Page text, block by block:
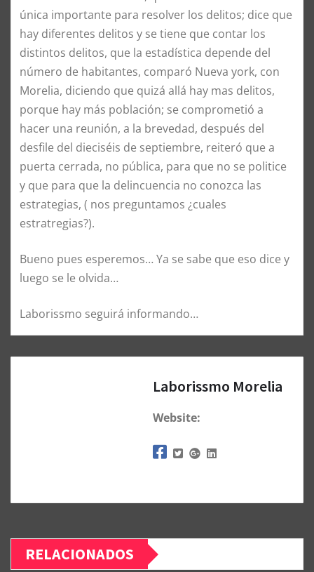
única importante para resolver los delitos; dice que
hay diferentes delitos y se tiene que contar los
distintos delitos, que la estadística depende del
número de habitantes, comparó Nueva york, con
Morelia, diciendo que quizá allá hay mas delitos,
porque hay más población; se comprometió a
hacer una reunión, a la brevedad, después del
desfile del dieciséis de septiembre, reiteró que a
puerta cerrada, no pública, para que no se politice
y que para que la delincuencia no conozca las
estrategias, ( nos preguntamos ¿cuales
estratregias?).
Bueno pues esperemos… Ya se sabe que eso dice y
luego se le olvida…
Laborissmo seguirá informando…
Laborissmo Morelia
Website:
RELACIONADOS